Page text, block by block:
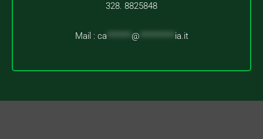
328. 8825848
Mail : ca @ ia.it